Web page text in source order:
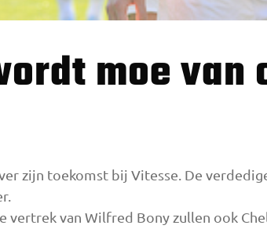
zijn toekomst bij Vitesse. De
vertrek van Wilfred Bony zullen ook